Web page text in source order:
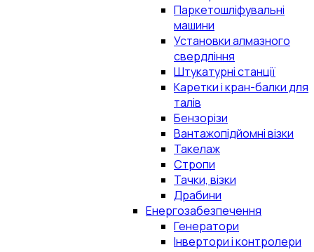
Паркетошліфувальні
машини
Установки алмазного
свердління
Штукатурні станції
Каретки і кран-балки для
талів
Бензорізи
Вантажопідйомні візки
Такелаж
Стропи
Тачки, візки
Драбини
Енергозабезпечення
Генератори
Інвертори і контролери